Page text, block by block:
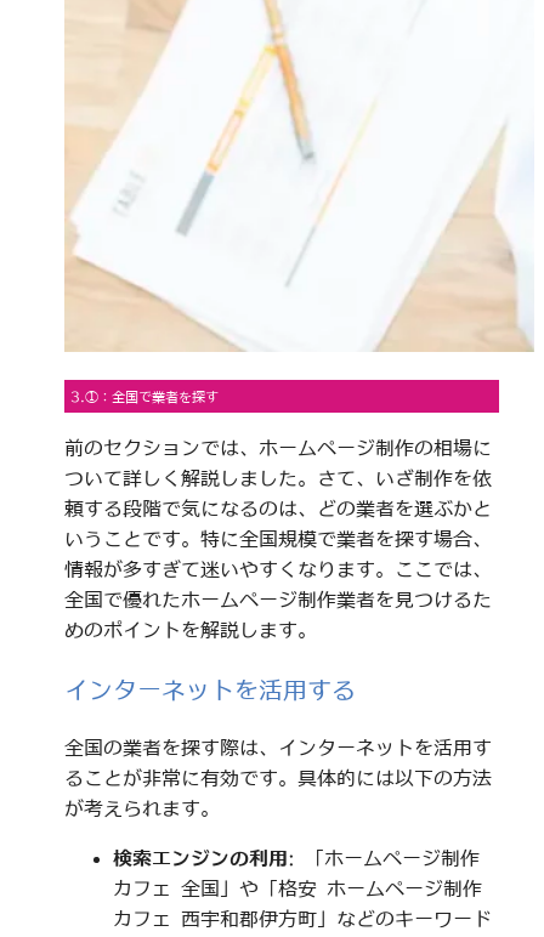
3.①：全国で業者を探す
前のセクションでは、ホームページ制作の相場に
ついて詳しく解説しました。さて、いざ制作を依
頼する段階で気になるのは、どの業者を選ぶかと
いうことです。特に全国規模で業者を探す場合、
情報が多すぎて迷いやすくなります。ここでは、
全国で優れたホームページ制作業者を見つけるた
めのポイントを解説します。
インターネットを活用する
全国の業者を探す際は、インターネットを活用す
ることが非常に有効です。具体的には以下の方法
が考えられます。
検索エンジンの利用 : 「ホームページ制作
カフェ 全国」や「格安 ホームページ制作
カフェ 西宇和郡伊方町」などのキーワード